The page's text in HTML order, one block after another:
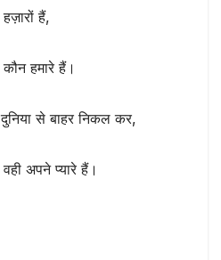
हैं,
हमारे हैं।
से बाहर निकल कर,
अपने प्यारे हैं।